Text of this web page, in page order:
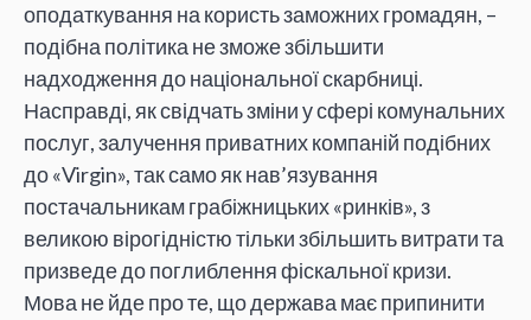
оподаткування на користь заможних громадян, –
подібна політика не зможе збільшити
надходження до національної скарбниці.
Насправді, як свідчать зміни у сфері комунальних
послуг, залучення приватних компаній подібних
до «Virgin», так само як нав’язування
постачальникам грабіжницьких «ринків», з
великою вірогідністю тільки збільшить витрати та
призведе до поглиблення фіскальної кризи.
Мова не йде про те, що держава має припинити